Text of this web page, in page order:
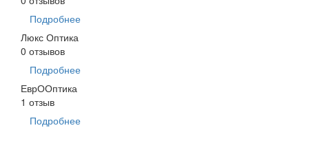
Подробнее
Люкс Оптика
0 отзывов
Подробнее
ЕврООптика
1 отзыв
Подробнее